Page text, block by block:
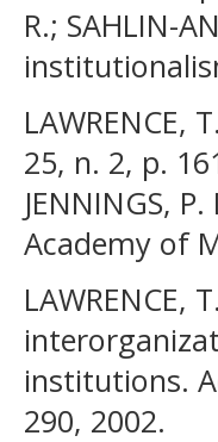
R.; SAHLIN-
25, n. 2, p.
JENNINGS,
Academy of
LAWRENCE,
institutions.
290, 2002.